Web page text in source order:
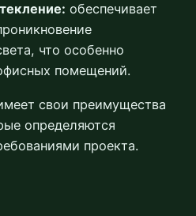
обеспечивает
что особенно
помещений.
свои преимущества
определяются
проекта.